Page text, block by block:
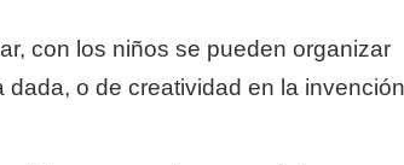
con los niños se pueden organizar
o de creatividad en la invención